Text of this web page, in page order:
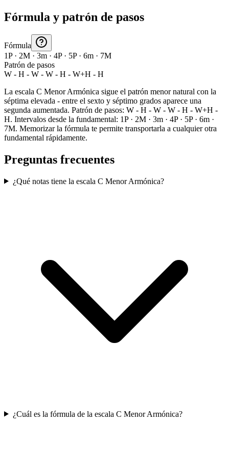
Fórmula y patrón de pasos
Fórmula
1P · 2M · 3m · 4P · 5P · 6m · 7M
Patrón de pasos
W - H - W - W - H - W+H - H
La escala C Menor Armónica sigue el patrón menor natural con la
séptima elevada - entre el sexto y séptimo grados aparece una
segunda aumentada. Patrón de pasos: W - H - W - W - H - W+H -
H. Intervalos desde la fundamental: 1P · 2M · 3m · 4P · 5P · 6m ·
7M. Memorizar la fórmula te permite transportarla a cualquier otra
fundamental rápidamente.
Preguntas frecuentes
¿Qué notas tiene la escala C Menor Armónica?
¿Cuál es la fórmula de la escala C Menor Armónica?